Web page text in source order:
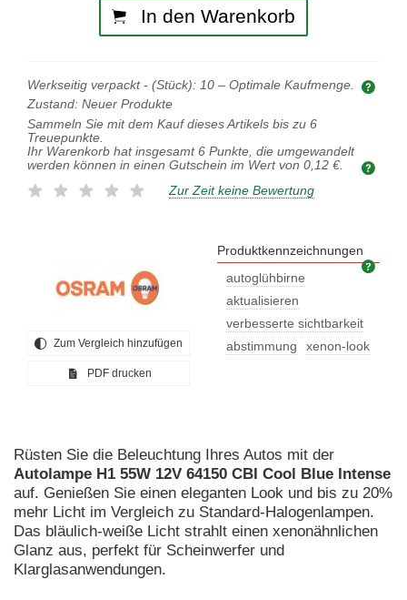
In den Warenkorb
Werkseitig verpackt - (Stück): 10 – Optimale Kaufmenge.
Zustand: Neuer Produkte
Sammeln Sie mit dem Kauf dieses Artikels bis zu 6
Treuepunkte.
Ihr Warenkorb hat insgesamt 6 Punkte, die umgewandelt
werden können in einen Gutschein im Wert von 0,12 €.
Zur Zeit keine Bewertung
Zum Vergleich hinzufügen
PDF drucken
Produktkennzeichnungen
autoglühbirne
aktualisieren
verbesserte sichtbarkeit
abstimmung
xenon-look
Rüsten Sie die Beleuchtung Ihres Autos mit der
Autolampe H1 55W 12V 64150 CBI Cool Blue Intense
auf. Genießen Sie einen eleganten Look und bis zu 20%
mehr Licht im Vergleich zu Standard-Halogenlampen.
Das bläulich-weiße Licht strahlt einen xenonähnlichen
Glanz aus, perfekt für Scheinwerfer und
Klarglasanwendungen.